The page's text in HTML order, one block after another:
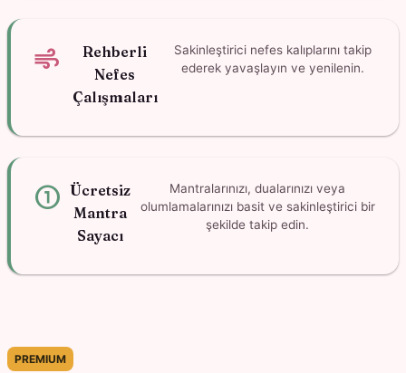
air
Rehberli
Nefes
Çalışmaları
Sakinleştirici nefes kalıplarını takip
ederek yavaşlayın ve yenilenin.
counter_1 Ücretsiz
Mantra
Sayacı
Mantralarınızı, dualarınızı veya
olumlamalarınızı basit ve sakinleştirici bir
şekilde takip edin.
PREMIUM